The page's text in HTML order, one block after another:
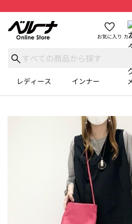
お気に入り カ
レディース インナー